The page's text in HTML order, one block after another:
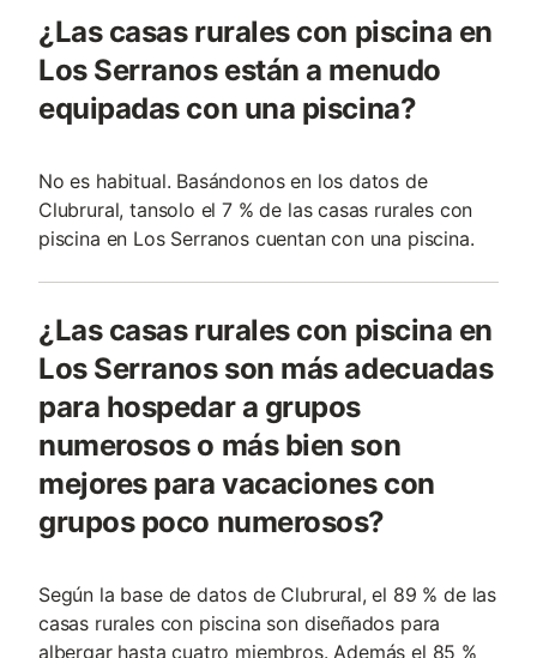
¿Las casas rurales con piscina en
Los Serranos están a menudo
equipadas con una piscina?
No es habitual. Basándonos en los datos de
Clubrural, tansolo el 7 % de las casas rurales con
piscina en Los Serranos cuentan con una piscina.
¿Las casas rurales con piscina en
Los Serranos son más adecuadas
para hospedar a grupos
numerosos o más bien son
mejores para vacaciones con
grupos poco numerosos?
Según la base de datos de Clubrural, el 89 % de las
casas rurales con piscina son diseñados para
albergar hasta cuatro miembros. Además el 85 %